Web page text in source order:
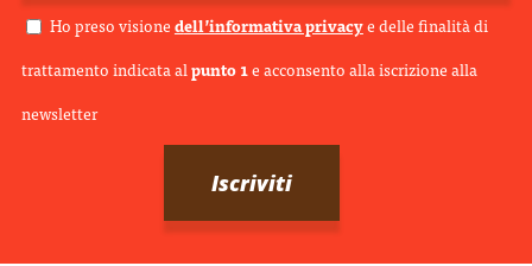
Ho preso visionedell’informativa privacye delle finalità di
trattamento indicata alpunto 1e acconsento alla iscrizione alla
newsletter